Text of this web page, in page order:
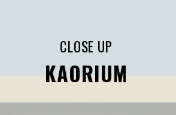
CLOSE UP
KAORIUM